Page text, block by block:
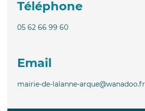
Téléphone
05 62 66 99 60
Email
mairie-de-lalanne-arque@wanadoo.fr